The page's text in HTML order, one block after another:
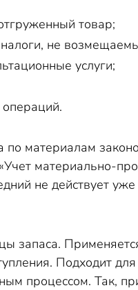
товар;
не
услуги;
по материалам
материально-
не действует
запаса.
Подходит
процессом. Так,